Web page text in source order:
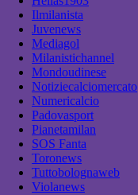
Ilmilanista
Juvenews
Mediagol
Milanistichannel
Mondoudinese
Notiziecalciomercato
Numericalcio
Padovasport
Pianetamilan
SOS Fanta
Toronews
Tuttobolognaweb
Violanews